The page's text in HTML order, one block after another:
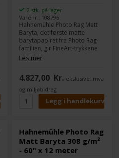
2 stk. på lager
Varenr.: 108796
Hahnemühle Photo Rag Matt
Baryta, det første matte
barytapapiret fra Photo Rag-
familien, gir FineArt-trykkene
en helt unik karakter og
kunstnerisk tone.
inneholder ingen optiske
blekemidler og har en veldig
fin, diskret overflate.
Kombinert med det matte
førsteklasses blekkbelegget
imponerende gjengivelse av
livlige farger, detaljer og dype
svarte farger.
Les mer
4.827,00 Kr. ekslusive. mva
og miljøbidrag
Hahnemühle Photo Rag
Matt Baryta 308 g/m²
- 60" x 12 meter